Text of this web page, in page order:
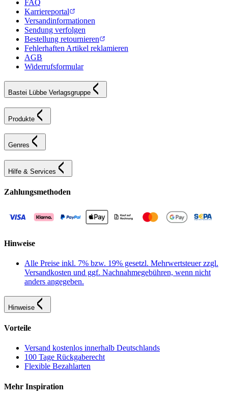
FAQ
Karriereportal
Versandinformationen
Sendung verfolgen
Bestellung retournieren
Fehlerhaften Artikel reklamieren
AGB
Widerrufsformular
Bastei Lübbe Verlagsgruppe
Produkte
Genres
Hilfe & Services
Zahlungsmethoden
Hinweise
Alle Preise inkl. 7% bzw. 19% gesetzl. Mehrwertsteuer zzgl.
Versandkosten und ggf. Nachnahmegebühren, wenn nicht
anders angegeben.
Hinweise
Vorteile
Versand kostenlos innerhalb Deutschlands
100 Tage Rückgaberecht
Flexible Bezahlarten
Mehr Inspiration